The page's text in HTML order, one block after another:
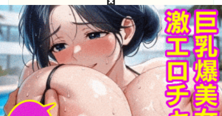
浅野心愛って誰？浅野心愛のプロフィール
浅野心愛の無修正動画・モザイク破壊は無料で流
出してるか？
浅野心愛の［広告なし・高画質・高精細］無修
正・モザイク破壊流出動画が見たい！